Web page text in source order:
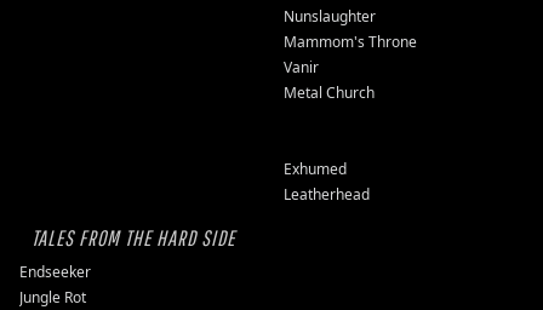
Nunslaughter
Mammom's Throne
Vanir
Metal Church
Exhumed
Leatherhead
TALES FROM THE HARD SIDE
Endseeker
Jungle Rot